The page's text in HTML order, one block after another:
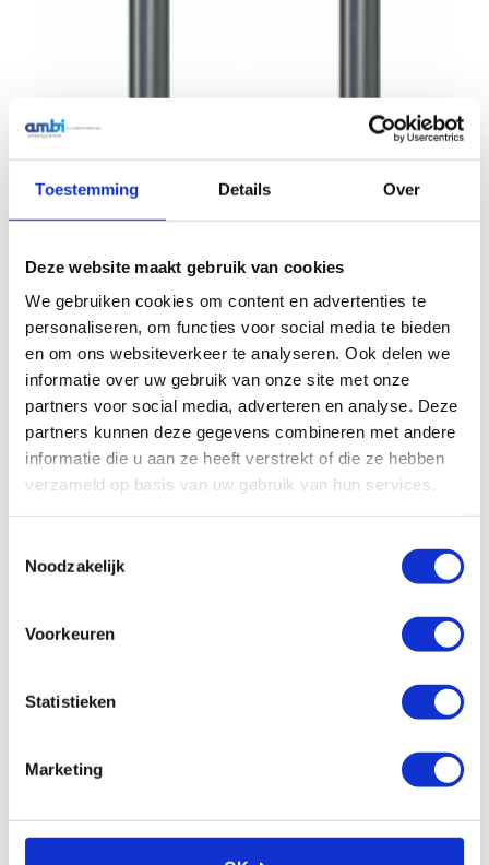
Toestemming Details Over
Deze website maakt gebruik van cookies
We gebruiken cookies om content en advertenties te
personaliseren, om functies voor social media te bieden
en om ons websiteverkeer te analyseren. Ook delen we
informatie over uw gebruik van onze site met onze
partners voor social media, adverteren en analyse. Deze
partners kunnen deze gegevens combineren met andere
informatie die u aan ze heeft verstrekt of die ze hebben
verzameld op basis van uw gebruik van hun services.
Noodzakelijk
Voorkeuren
Statistieken
Marketing
Pneumatische vulpomp
€ 556,80 Excl. btw
Pneumatische vulpomp,